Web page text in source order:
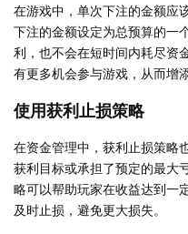
在游戏中，单次下注的金额应
下注的金额设定为总预算的一
利，也不会在短时间内耗尽资
有更多机会参与游戏，从而增添
使用获利止损策略
在资金管理中，获利止损策略
获利目标或承担了预定的最大
略可以帮助玩家在收益达到一
及时止损，避免更大损失。